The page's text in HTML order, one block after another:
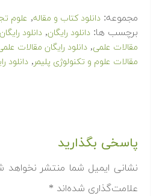
مجموعه: دانلود کتاب و مقاله, علوم
برچسب ها: دانلود رایگان, دانلود
مقالات علمی, دانلود رایگان مقالات
مقالات علوم و تکنولوژی پلیمر, دانلود
پاسخی بگذارید
نشانی ایمیل شما منتشر نخواهد
علامت‌گذاری شده‌اند *